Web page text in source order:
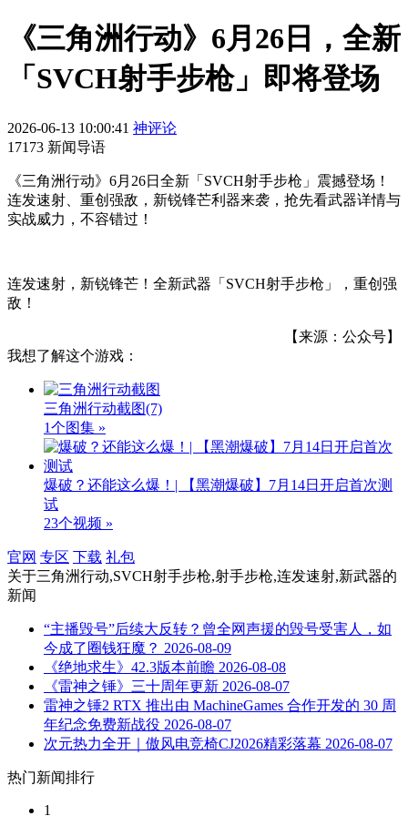
《三角洲行动》6月26日，全新
「SVCH射手步枪」即将登场
2026-06-13 10:00:41 神评论
17173 新闻导语
《三角洲行动》6月26日全新「SVCH射手步枪」震撼登场！
连发速射、重创强敌，新锐锋芒利器来袭，抢先看武器详情与
实战威力，不容错过！
连发速射，新锐锋芒！全新武器「SVCH射手步枪」，重创强
敌！
【来源：公众号】
我想了解这个游戏：
三角洲行动截图(7)
1个图集 »
爆破？还能这么爆！| 【黑潮爆破】7月14日开启首次测
试
23个视频 »
官网 专区 下载 礼包
关于三角洲行动,SVCH射手步枪,射手步枪,连发速射,新武器的
新闻
“主播毁号”后续大反转？曾全网声援的毁号受害人，如
今成了圈钱狂魔？ 2026-08-09
《绝地求生》42.3版本前瞻 2026-08-08
《雷神之锤》三十周年更新 2026-08-07
雷神之锤2 RTX 推出由 MachineGames 合作开发的 30 周
年纪念免费新战役 2026-08-07
次元热力全开｜傲风电竞椅CJ2026精彩落幕 2026-08-07
热门新闻排行
1